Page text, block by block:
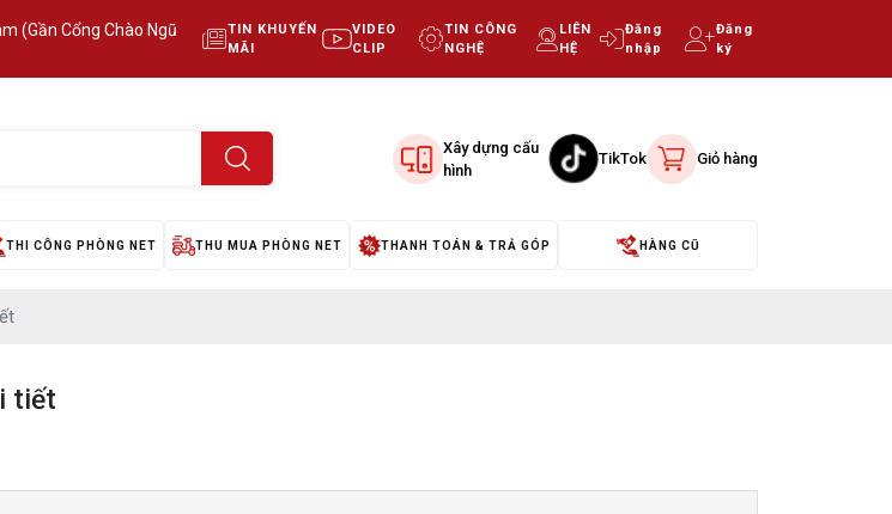
(Gần Cổng Chào Ngũ
TIN KHUYẾN
MÃI
VIDEO
CLIP
TIN CÔNG
NGHỆ
LIÊN
HỆ
Đăng
nhập
Đăng
ký
Xây dựng cấu
hình
TikTok Giỏ hàng
THI CÔNG PHÒNG NET THU MUA PHÒNG NET THANH TOÁN & TRẢ GÓP HÀNG CŨ
tiết